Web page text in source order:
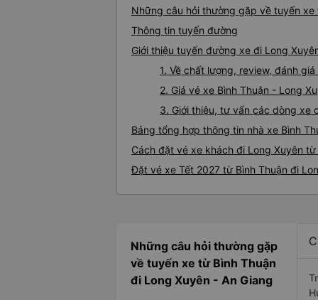
Những câu hỏi thường gặp về tuyến xe
Thông tin tuyến đường
Giới thiệu tuyến đường xe đi Long
1. Về chất lượng, review, đánh
2. Giá vé xe Bình Thuận - Long
3. Giới thiệu, tư vấn các dòng xe
Bảng tổng hợp thông tin nhà xe Bình
Cách đặt vé xe khách đi Long Xuyên
Đặt vé xe Tết 2027 từ Bình Thuận đi
Những câu hỏi thường gặp
về tuyến xe từ Bình Thuận
đi Long Xuyên - An Giang